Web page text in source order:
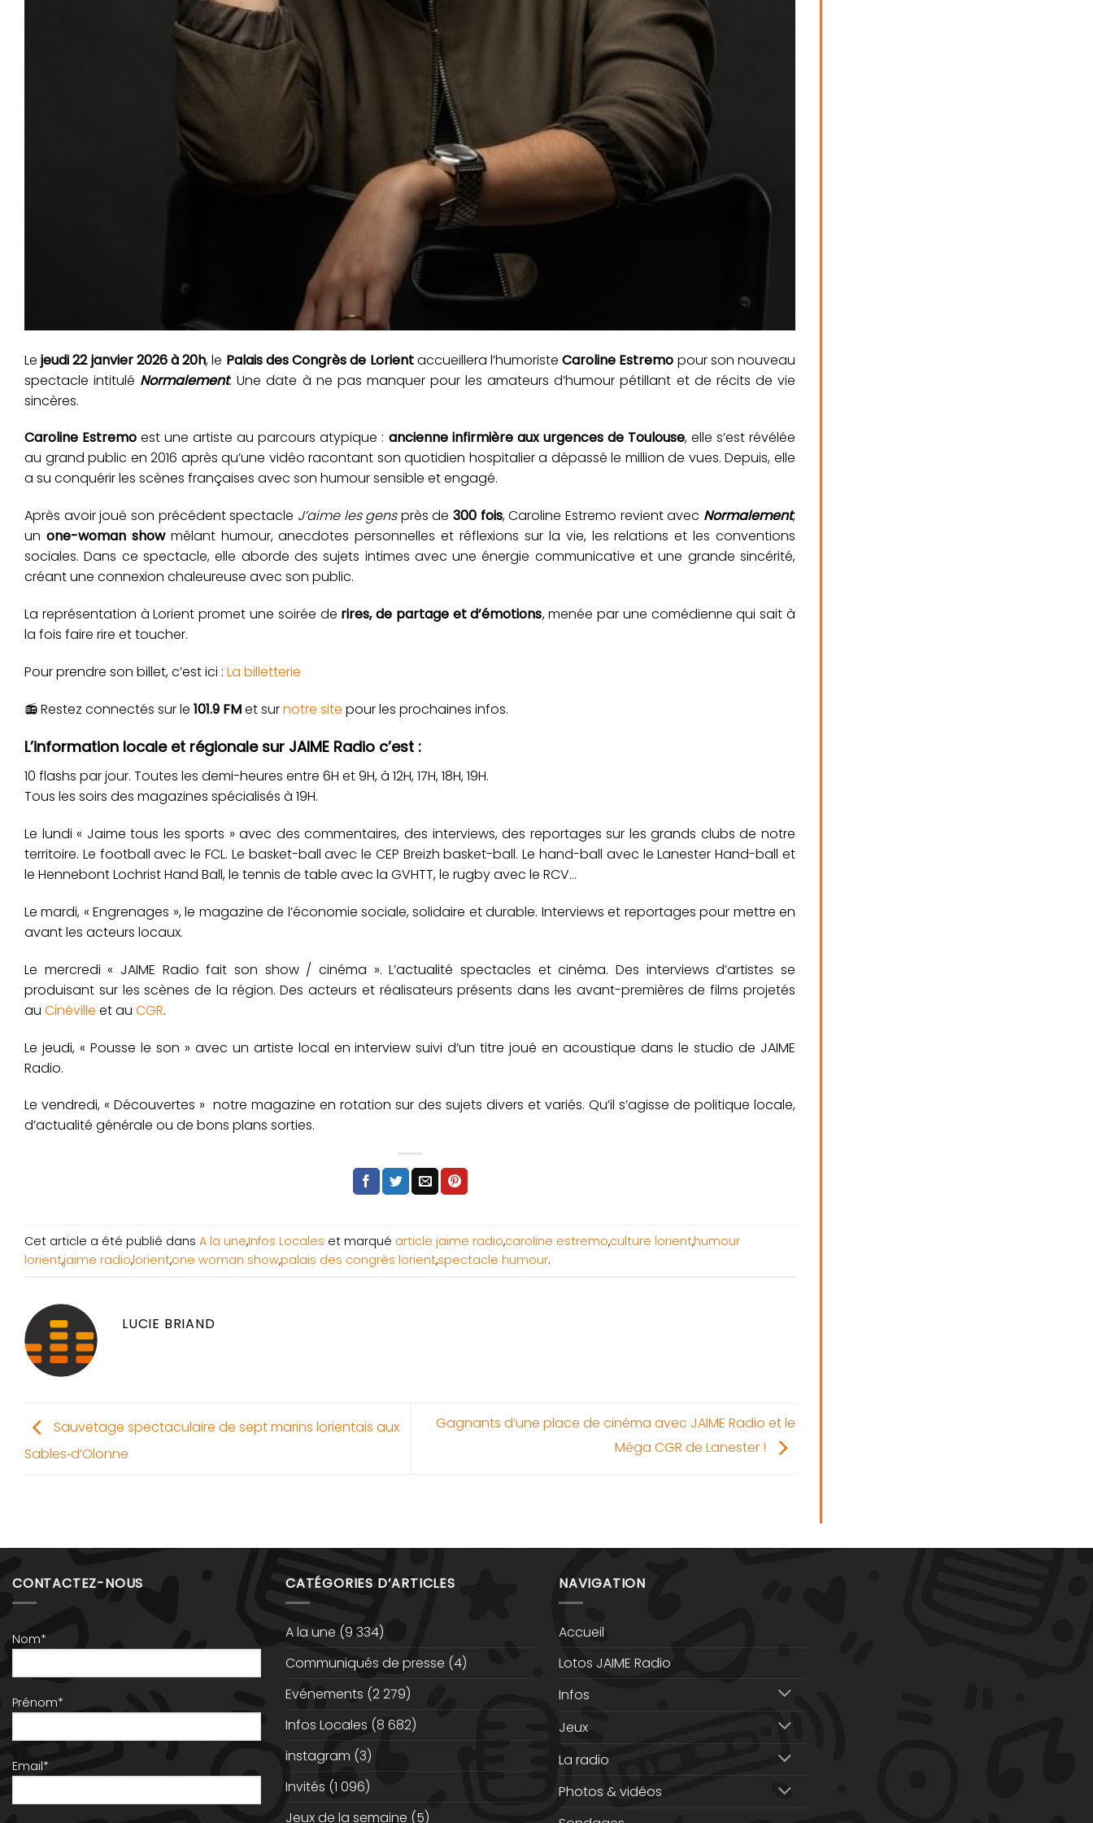
Lejeudi 22 janvier 2026 à 20h, le Palais des Congrès de Lorientaccueillera l’humoristeCaroline Estremo pour son nouveau
spectacle intitulé Normalement. Une date à ne pas manquer pour les amateurs d’humour pétillant et de récits de vie
sincères.
Caroline Estremo est une artiste au parcours atypique : ancienne infirmière aux urgences de Toulouse, elle s’est révélée
au grand public en 2016 après qu’une vidéo racontant son quotidien hospitalier a dépassé le million de vues. Depuis, elle
a su conquérir les scènes françaises avec son humour sensible et engagé.
Après avoir joué son précédent spectacle J’aime les gensprès de300 fois, Caroline Estremo revient avec Normalement,
un one-woman showmêlant humour, anecdotes personnelles et réflexions sur la vie, les relations et les conventions
sociales. Dans ce spectacle, elle aborde des sujets intimes avec une énergie communicative et une grande sincérité,
créant une connexion chaleureuse avec son public.
La représentation à Lorient promet une soirée de rires, de partage et d’émotions, menée par une comédienne qui sait à
la fois faire rire et toucher.
Pour prendre son billet, c’est ici : La billetterie
📻 Restez connectés sur le 101.9 FMet surnotre site pour les prochaines infos.
L’information locale et régionale sur JAIME Radio c’est :
10 flashs par jour. Toutes les demi-heures entre 6H et 9H, à 12H, 17H, 18H, 19H.
Tous les soirs des magazines spécialisés à 19H.
Le lundi « Jaime tous les sports » avec des commentaires, des interviews, des reportages sur les grands clubs de notre
territoire. Le football avec le FCL. Le basket-ball avec le CEP Breizh basket-ball. Le hand-ball avec le Lanester Hand-ball et
le Hennebont Lochrist Hand Ball, le tennis de table avec la GVHTT, le rugby avec le RCV…
Le mardi, « Engrenages », le magazine de l’économie sociale, solidaire et durable. Interviews et reportages pour mettre en
avant les acteurs locaux.
Le mercredi « JAIME Radio fait son show / cinéma ». L’actualité spectacles et cinéma. Des interviews d’artistes se
produisant sur les scènes de la région. Des acteurs et réalisateurs présents dans les avant-premières de films projetés
au Cinéville et au CGR.
Le jeudi, « Pousse le son » avec un artiste local en interview suivi d’un titre joué en acoustique dans le studio de JAIME
Radio.
Le vendredi, « Découvertes » notre magazine en rotation sur des sujets divers et variés. Qu’il s’agisse de politique locale,
d’actualité générale ou de bons plans sorties.
Cet article a été publié dans A la une,Infos Locales et marqué article jaime radio,caroline estremo,culture lorient,humour
lorient,jaime radio,lorient,one woman show,palais des congrès lorient,spectacle humour.
LUCIE BRIAND
Sauvetage spectaculaire de sept marins lorientais aux
Sables‑d’Olonne
Gagnants d’une place de cinéma avec JAIME Radio et le
Méga CGR de Lanester !
CONTACTEZ-NOUS
Nom*
Prénom*
Email*
CATÉGORIES D’ARTICLES
A la une (9 334)
Communiqués de presse (4)
Evénements (2 279)
Infos Locales (8 682)
instagram (3)
Invités (1 096)
Jeux de la semaine (5)
NAVIGATION
Accueil
Lotos JAIME Radio
Infos
Jeux
La radio
Photos & vidéos